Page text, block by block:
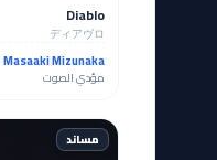
Diablo
ディアヴロ
Masaaki Mizunaka
مؤدي الصوت
مساند